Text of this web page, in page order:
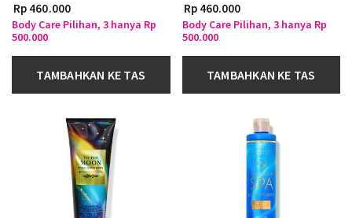
Rp 460.000
Body Care Pilihan, 3 hanya Rp
500.000
TAMBAHKAN KE TAS
Rp 460.000
Body Care Pilihan, 3 hanya Rp
500.000
TAMBAHKAN KE TAS